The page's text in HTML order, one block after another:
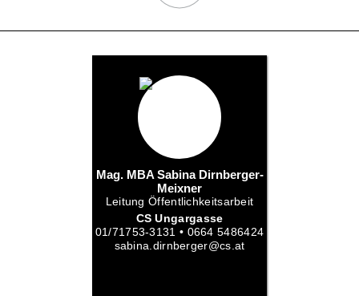
Mag. MBA Sabina Dirnberger-
Meixner
Leitung Öffentlichkeitsarbeit
CS Ungargasse
01/71753-3131 • 0664 5486424
sabina.dirnberger@cs.at